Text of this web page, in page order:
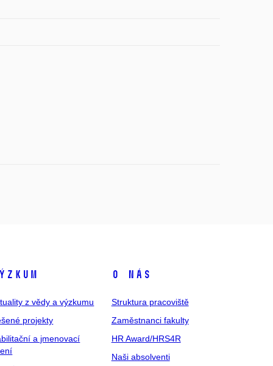
z vědy a výzkumu
projekty
a jmenovací
O nás
Struktura pracoviště
Zaměstnanci fakulty
HR Award/HRS4R
Naši absolventi